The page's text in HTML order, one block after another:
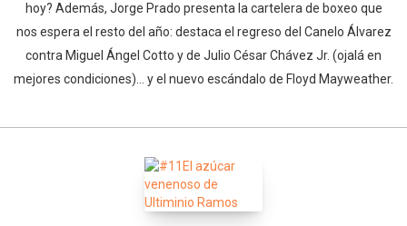
hoy? Además, Jorge Prado presenta la cartelera de boxeo que
nos espera el resto del año: destaca el regreso del Canelo Álvarez
contra Miguel Ángel Cotto y de Julio César Chávez Jr. (ojalá en
mejores condiciones)... y el nuevo escándalo de Floyd Mayweather.